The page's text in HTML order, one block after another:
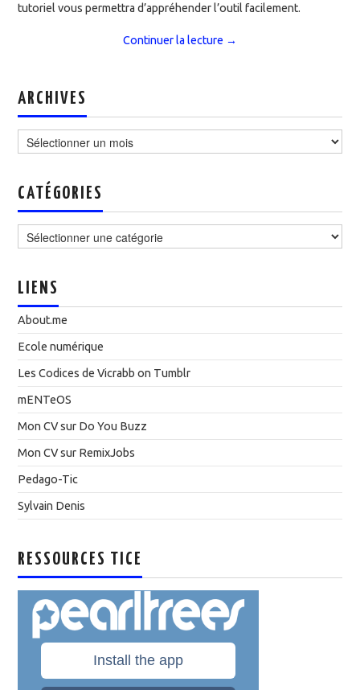
tutoriel vous permettra d’appréhender l’outil facilement.
Continuer la lecture →
ARCHIVES
CATÉGORIES
LIENS
About.me
Ecole numérique
Les Codices de Vicrabb on Tumblr
mENTeOS
Mon CV sur Do You Buzz
Mon CV sur RemixJobs
Pedago-Tic
Sylvain Denis
RESSOURCES TICE